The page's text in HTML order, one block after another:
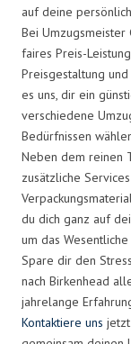
auf deine
Bei Umzugsmeister
faires Preis-
Preisgestaltung
es uns, dir ein
verschiedene
Bedürfnissen
Neben dem reinen
zusätzliche
du dich ganz auf
um das
Spare dir den
nach Birkenhead
jahrelange
Kontaktiere uns